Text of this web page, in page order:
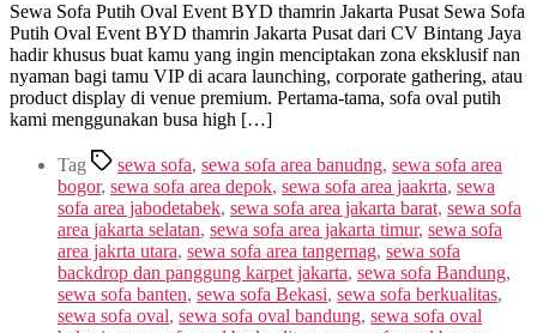
Sewa Sofa Putih Oval Event BYD thamrin Jakarta Pusat Sewa Sofa
Putih Oval Event BYD thamrin Jakarta Pusat dari CV Bintang Jaya
hadir khusus buat kamu yang ingin menciptakan zona eksklusif nan
nyaman bagi tamu VIP di acara launching, corporate gathering, atau
product display di venue premium. Pertama-tama, sofa oval putih
kami menggunakan busa high […]
Tag sewa sofa, sewa sofa area banudng, sewa sofa area
bogor, sewa sofa area depok, sewa sofa area jaakrta, sewa
sofa area jabodetabek, sewa sofa area jakarta barat, sewa sofa
area jakarta selatan, sewa sofa area jakarta timur, sewa sofa
area jakrta utara, sewa sofa area tangernag, sewa sofa
backdrop dan panggung karpet jakarta, sewa sofa Bandung,
sewa sofa banten, sewa sofa Bekasi, sewa sofa berkualitas,
sewa sofa oval, sewa sofa oval bandung, sewa sofa oval